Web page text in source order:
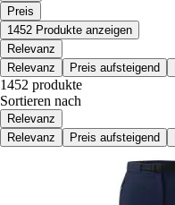
Preis
1452 Produkte anzeigen
Relevanz
Relevanz
Preis aufsteigend
1452 produkte
Sortieren nach
Relevanz
Relevanz
Preis aufsteigend